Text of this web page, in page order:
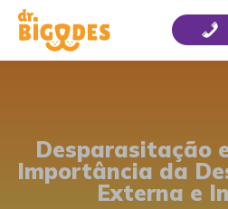
Desparasitação
Importância da
Externa e